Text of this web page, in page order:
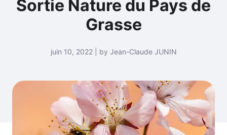
Sortie Nature du Pays de
Grasse
juin 10, 2022 | by Jean-Claude JUNIN